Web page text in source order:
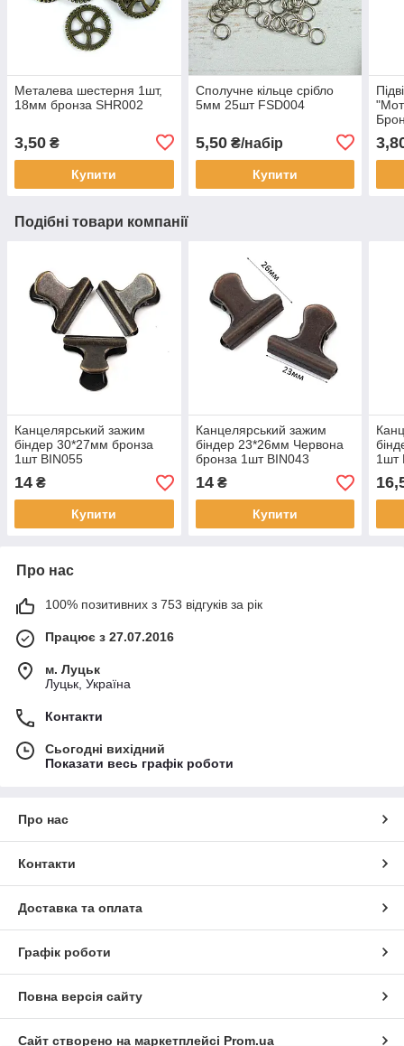
Металева шестерня 1шт,
18мм бронза SHR002
3,50 ₴
Купити
Сполучне кільце срібло
5мм 25шт FSD004
5,50₴/набір
Купити
Подібні товари компанії
Канцелярський зажим
біндер 30*27мм бронза
1шт BIN055
14 ₴
Купити
Канцелярський зажим
біндер 23*26мм Червона
бронза 1шт BIN043
14₴
Купити
1шт
Про нас
100% позитивних з 753 відгуків за рік
Працює з 27.07.2016
м. Луцьк
Луцьк, Україна
Контакти
Сьогодні вихідний
Показати весь графік роботи
Про нас
Контакти
Доставка та оплата
Графік роботи
Повна версія сайту
Сайт створено на маркетплейсі Prom.ua